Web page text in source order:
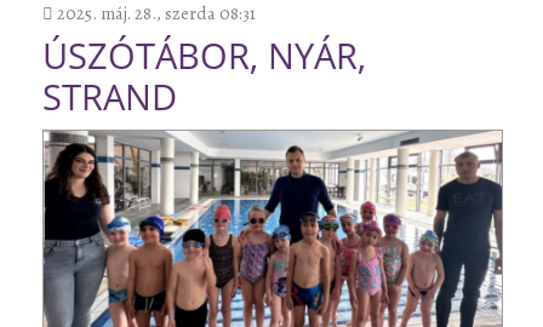
2025. máj. 28., szerda 08:31
ÚSZÓTÁBOR, NYÁR,
STRAND